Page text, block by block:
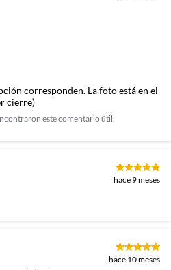
corresponden. La foto está en el
cierre)
este comentario útil.
hace 9 meses
hace 10 meses